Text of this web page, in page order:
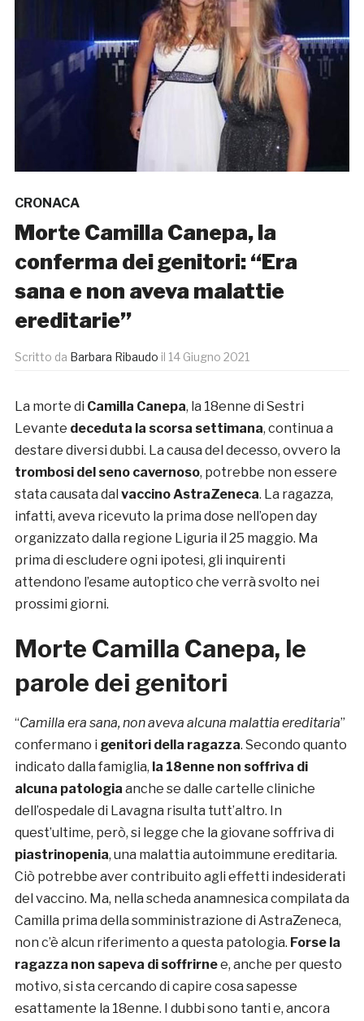
CRONACA
Morte Camilla Canepa, la
conferma dei genitori: “Era
sana e non aveva malattie
ereditarie”
Scritto da Barbara Ribaudo il 14 Giugno 2021
La morte di Camilla Canepa, la 18enne di Sestri
Levante deceduta la scorsa settimana, continua a
destare diversi dubbi. La causa del decesso, ovvero la
trombosi del seno cavernoso, potrebbe non essere
stata causata dal vaccino AstraZeneca. La ragazza,
infatti, aveva ricevuto la prima dose nell’open day
organizzato dalla regione Liguria il 25 maggio. Ma
prima di escludere ogni ipotesi, gli inquirenti
attendono l’esame autoptico che verrà svolto nei
prossimi giorni.
Morte Camilla Canepa, le
parole dei genitori
“Camilla era sana, non aveva alcuna malattia ereditaria”
confermano i genitori della ragazza. Secondo quanto
indicato dalla famiglia, la 18enne non soffriva di
alcuna patologia anche se dalle cartelle cliniche
dell’ospedale di Lavagna risulta tutt’altro. In
quest’ultime, però, si legge che la giovane soffriva di
piastrinopenia, una malattia autoimmune ereditaria.
Ciò potrebbe aver contribuito agli effetti indesiderati
del vaccino. Ma, nella scheda anamnesica compilata da
Camilla prima della somministrazione di AstraZeneca,
non c’è alcun riferimento a questa patologia. Forse la
ragazza non sapeva di soffrirnee, anche per questo
motivo, si sta cercando di capire cosa sapesse
esattamente la 18enne. I dubbi sono tanti e, ancora